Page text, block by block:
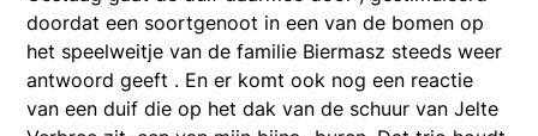
doordat een soortgenoot in een van de bomen op
het speelweitje van de familie Biermasz steeds weer
antwoord geeft . En er komt ook nog een reactie
van een duif die op het dak van de schuur van Jelte